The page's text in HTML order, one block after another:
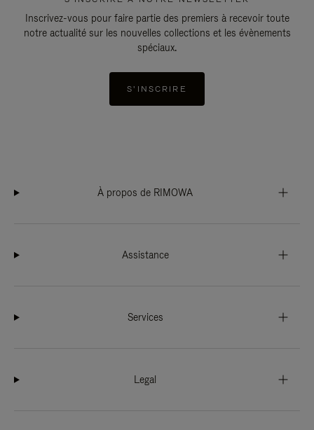
Inscrivez-vous pour faire partie des premiers à recevoir toute
notre actualité sur les nouvelles collections et les évènements
spéciaux.
S'INSCRIRE
À propos de RIMOWA
Assistance
Services
Legal